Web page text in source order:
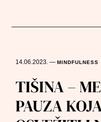
14.06.2023.—MINDFULNESS
TIŠINA –
PAUZA